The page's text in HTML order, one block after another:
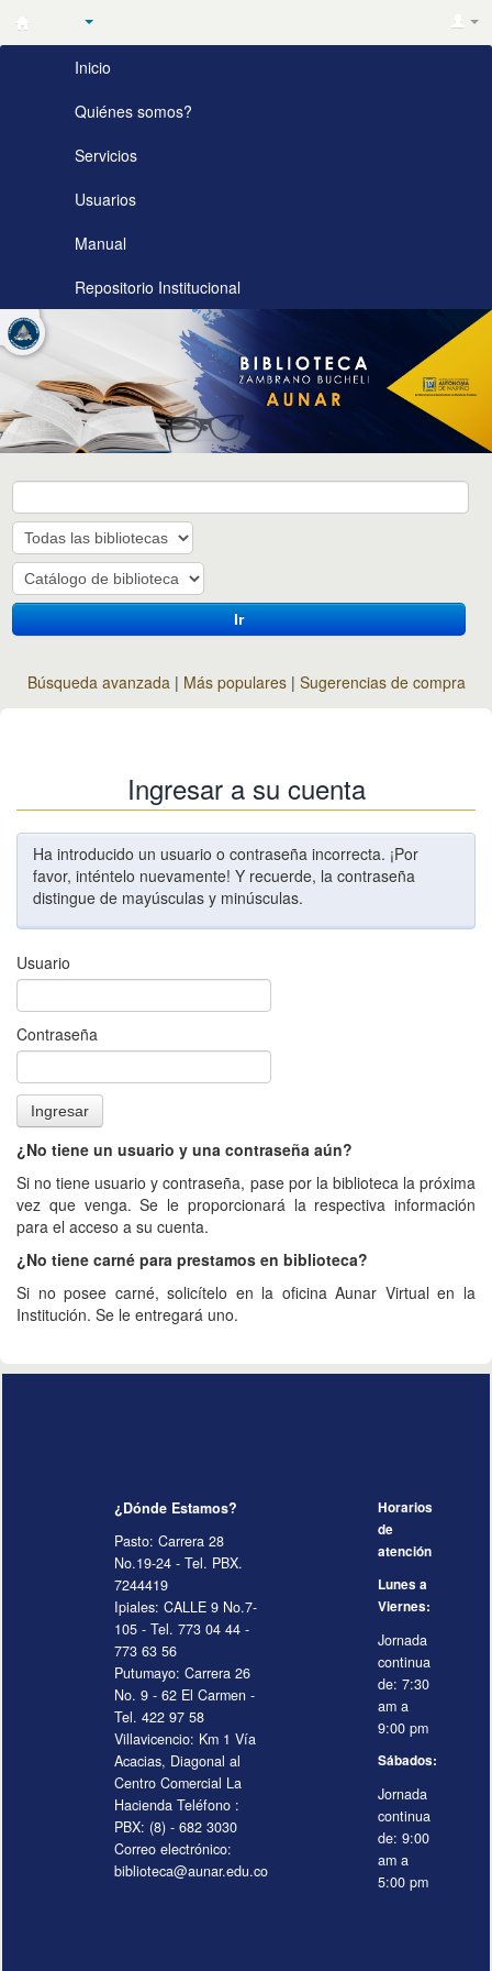
Biblioteca
Zambrano
Bucheli
AUNAR
Inicio
Quiénes somos?
Servicios
Usuarios
Manual
Repositorio Institucional
Ir
Búsqueda avanzada Más populares Sugerencias de compra
Ingresar a su cuenta
Ha introducido un usuario o contraseña incorrecta. ¡Por
favor, inténtelo nuevamente! Y recuerde, la contraseña
distingue de mayúsculas y minúsculas.
Usuario
Contraseña
¿No tiene un usuario y una contraseña aún?
Si no tiene usuario y contraseña, pase por la biblioteca la próxima
vez que venga. Se le proporcionará la respectiva información
para el acceso a su cuenta.
¿No tiene carné para prestamos en biblioteca?
Si no posee carné, solicítelo en la oficina Aunar Virtual en la
Institución. Se le entregará uno.
¿Dónde Estamos?
Pasto: Carrera 28
No.19-24 - Tel. PBX.
7244419
Ipiales: CALLE 9 No.7-
105 - Tel. 773 04 44 -
773 63 56
Putumayo: Carrera 26
No. 9 - 62 El Carmen -
Tel. 422 97 58
Villavicencio: Km 1 Vía
Acacias, Diagonal al
Centro Comercial La
Hacienda Teléfono :
PBX: (8) - 682 3030
Correo electrónico:
biblioteca@aunar.edu.co
Horarios
de
atención
Lunes a
Viernes:
Jornada
continua
de: 7:30
am a
9:00 pm
Sábados:
Jornada
continua
de: 9:00
am a
5:00 pm